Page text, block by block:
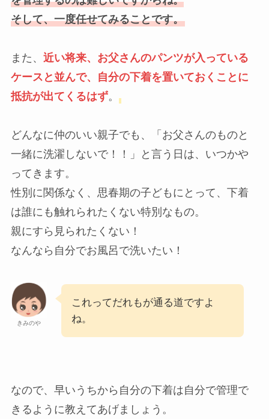
そして、一度任せてみることです。
また、 近い将来、お父さんのパンツが入っている
ケースと並んで、自分の下着を置いておくことに
抵抗が出てくるはず。
どんなに仲のいい親子でも、「お父さんのものと
一緒に洗濯しないで！！」と言う日は、いつかや
ってきます。
性別に関係なく、思春期の子どもにとって、下着
は誰にも触れられたくない特別なもの。
親にすら見られたくない！
なんなら自分でお風呂で洗いたい！
きみのや
これってだれもが通る道ですよ
ね。
なので、早いうちから自分の下着は自分で管理で
きるように教えてあげましょう。